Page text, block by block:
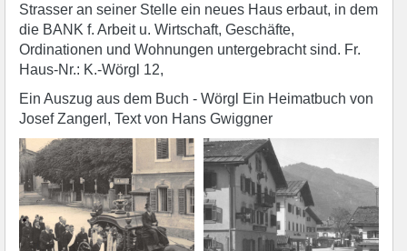
Strasser an seiner Stelle ein neues Haus erbaut, in dem
die BANK f. Arbeit u. Wirtschaft, Geschäfte,
Ordinationen und Wohnungen untergebracht sind. Fr.
Haus-Nr.: K.-Wörgl 12,
Ein Auszug aus dem Buch - Wörgl Ein Heimatbuch von
Josef Zangerl, Text von Hans Gwiggner